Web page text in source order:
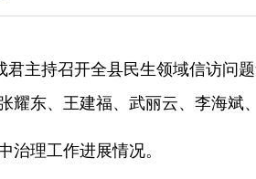
君主持召开全县民生领域信访问
耀东、王建福、武丽云、李海斌
治理工作进展情况。